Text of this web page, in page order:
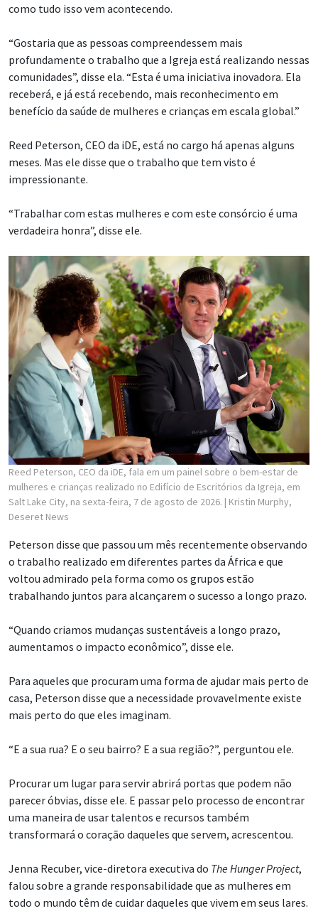
como tudo isso vem acontecendo.
“Gostaria que as pessoas compreendessem mais
profundamente o trabalho que a Igreja está realizando nessas
comunidades”, disse ela. “Esta é uma iniciativa inovadora. Ela
receberá, e já está recebendo, mais reconhecimento em
benefício da saúde de mulheres e crianças em escala global.”
Reed Peterson, CEO da iDE, está no cargo há apenas alguns
meses. Mas ele disse que o trabalho que tem visto é
impressionante.
“Trabalhar com estas mulheres e com este consórcio é uma
verdadeira honra”, disse ele.
Reed Peterson, CEO da iDE, fala em um painel sobre o bem-estar de
mulheres e crianças realizado no Edifício de Escritórios da Igreja, em
Salt Lake City, na sexta-feira, 7 de agosto de 2026. | Kristin Murphy,
Deseret News
Peterson disse que passou um mês recentemente observando
o trabalho realizado em diferentes partes da África e que
voltou admirado pela forma como os grupos estão
trabalhando juntos para alcançarem o sucesso a longo prazo.
“Quando criamos mudanças sustentáveis a longo prazo,
aumentamos o impacto econômico”, disse ele.
Para aqueles que procuram uma forma de ajudar mais perto de
casa, Peterson disse que a necessidade provavelmente existe
mais perto do que eles imaginam.
“E a sua rua? E o seu bairro? E a sua região?”, perguntou ele.
Procurar um lugar para servir abrirá portas que podem não
parecer óbvias, disse ele. E passar pelo processo de encontrar
uma maneira de usar talentos e recursos também
transformará o coração daqueles que servem, acrescentou.
Jenna Recuber, vice-diretora executiva do The Hunger Project,
falou sobre a grande responsabilidade que as mulheres em
todo o mundo têm de cuidar daqueles que vivem em seus lares.